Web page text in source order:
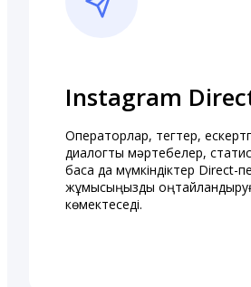
Instagram
Операторлар, тегтер,
диалогтық мәртебелер,
басқа да мүмкіндіктер Direct-
жұмысыңызды
көмектеседі.